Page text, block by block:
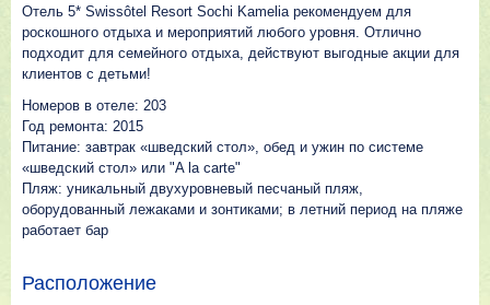
Отель 5* Swissôtel Resort Sochi Kamelia рекомендуем для
роскошного отдыха и мероприятий любого уровня. Отлично
подходит для семейного отдыха, действуют выгодные акции для
клиентов с детьми!
Номеров в отеле: 203
Год ремонта: 2015
Питание: завтрак «шведский стол», обед и ужин по системе
«шведский стол» или "A la carte"
Пляж: уникальный двухуровневый песчаный пляж,
оборудованный лежаками и зонтиками; в летний период на пляже
работает бар
Расположение